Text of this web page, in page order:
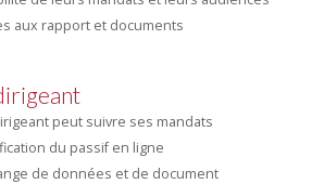
aux rapport et documents
peut suivre ses mandats
du passif en ligne
de données et de document